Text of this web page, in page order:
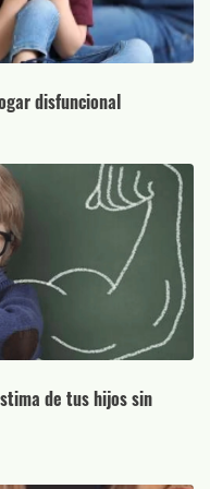
disfuncional
de tus hijos sin